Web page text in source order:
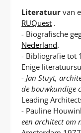
Literatuur van
RUQuest .
- Biografische
Nederland.
- Bibliografie tot
Enige
- Jan Stuyt,
de bouwkundige
Leading
- Pauline
een architect om